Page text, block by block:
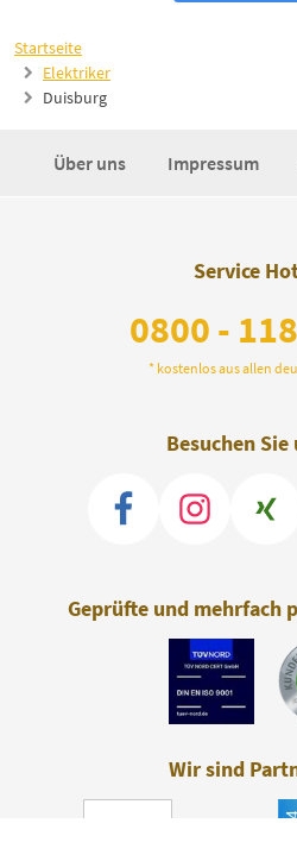
Startseite
Elektriker
Duisburg
Über uns Impressum
Service
0800 -
* kostenlos aus allen
Besuchen Sie
Geprüfte und mehrfach
Wir sind